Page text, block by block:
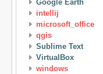
Google Earth
intellij
microsoft_office
qgis
Sublime Text
VirtualBox
windows